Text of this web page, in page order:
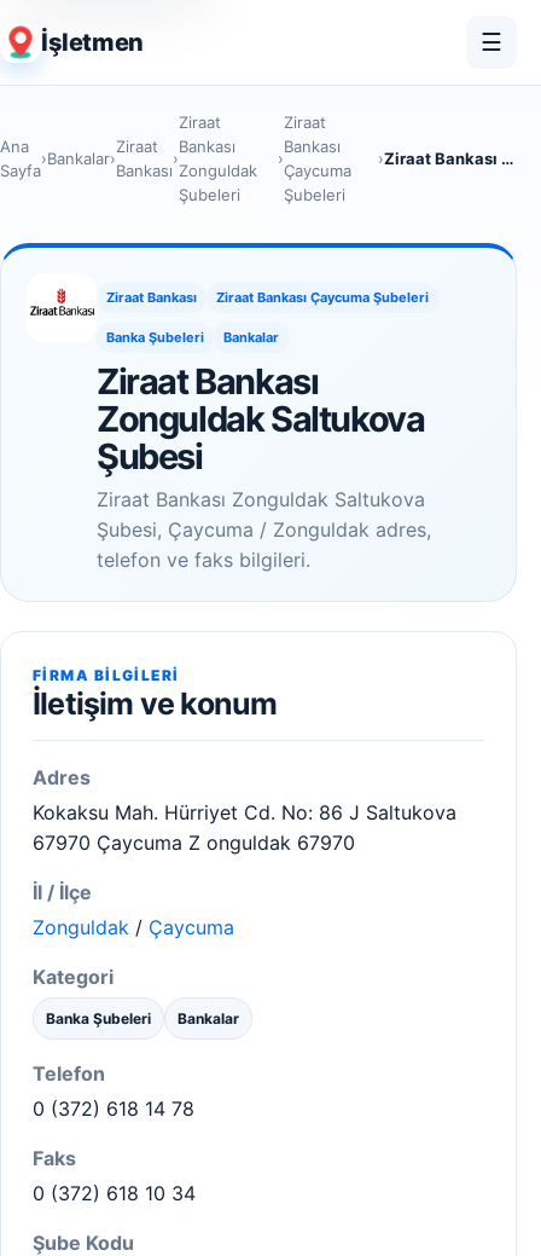
İşletmen ☰
Ana
Sayfa
›Bankalar›
Ziraat
Bankası
›
Ziraat
Bankası
Zonguldak
Şubeleri
›
Ziraat
Bankası
Çaycuma
Şubeleri
› Ziraat Bankası Zonguldak Saltukova Şubesi
Ziraat Bankası Ziraat Bankası Çaycuma Şubeleri
Banka Şubeleri Bankalar
Ziraat Bankası
Zonguldak Saltukova
Şubesi
Ziraat Bankası Zonguldak Saltukova
Şubesi, Çaycuma / Zonguldak adres,
telefon ve faks bilgileri.
FIRMA BILGILERI
İletişim ve konum
Adres
Kokaksu Mah. Hürriyet Cd. No: 86 J Saltukova
67970 Çaycuma Z onguldak 67970
İl / İlçe
Zonguldak / Çaycuma
Kategori
Banka Şubeleri Bankalar
Telefon
0 (372) 618 14 78
Faks
0 (372) 618 10 34
Şube Kodu